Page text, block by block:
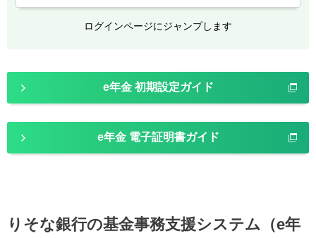
ログインページにジャンプします
e年金 初期設定ガイド
e年金 電子証明書ガイド
りそな銀行の基金事務支援システム（e年